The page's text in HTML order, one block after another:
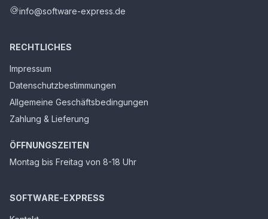
info@software-express.de
RECHTLICHES
Impressum
Datenschutzbestimmungen
Allgemeine Geschäftsbedingungen
Zahlung & Lieferung
ÖFFNUNGSZEITEN
Montag bis Freitag von 8-18 Uhr
SOFTWARE-EXPRESS